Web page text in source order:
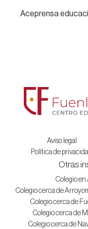
Aceprensa
Aviso legal
Política de
Otras
Colegio
Colegio cerca de
Colegio cerca de
Colegio cerca de
Colegio cerca de